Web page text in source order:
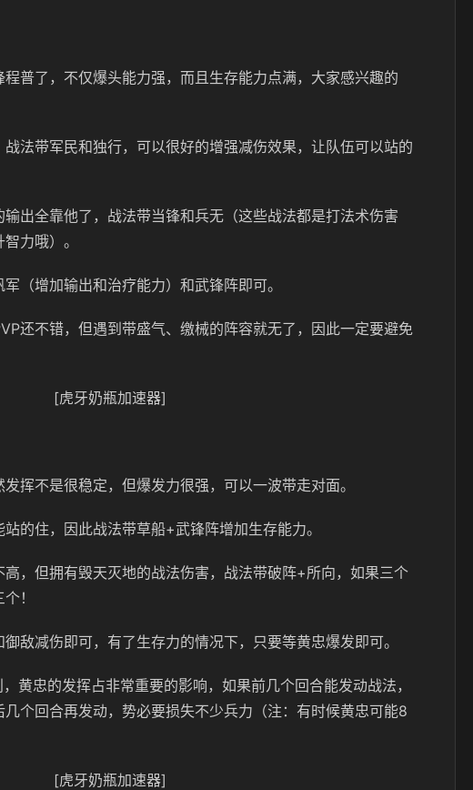
普了，不仅爆头能力强，而且生存能力点满，大家感兴趣的
法带军民和独行，可以很好的增强减伤效果，让队伍可以站的
出全靠他了，战法带当锋和兵无（这些战法都是打法术伤害
力哦）。
（增加输出和治疗能力）和武锋阵即可。
还不错，但遇到带盛气、缴械的阵容就无了，因此一定要避免
[虎牙奶瓶加速器]
挥不是很稳定，但爆发力很强，可以一波带走对面。
的住，因此战法带草船+武锋阵增加生存能力。
，但拥有毁天灭地的战法伤害，战法带破阵+所向，如果三个
！
敌减伤即可，有了生存力的情况下，只要等黄忠爆发即可。
黄忠的发挥占非常重要的影响，如果前几个回合能发动战法，
个回合再发动，势必要损失不少兵力（注：有时候黄忠可能8
[虎牙奶瓶加速器]